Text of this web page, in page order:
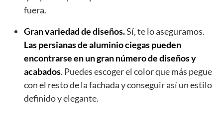
fuera.
Gran variedad de diseños.Sí, te lo aseguramos.
Las persianas de aluminio ciegas pueden
encontrarse en un gran número de diseños y
acabados. Puedes escoger el color que más pegue
con el resto de la fachada y conseguir así un estilo
definido y elegante.